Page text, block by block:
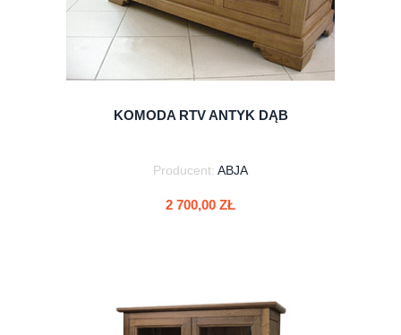
KOMODA RTV ANTYK DĄB
Producent: ABJA
2 700,00 ZŁ
do koszyka